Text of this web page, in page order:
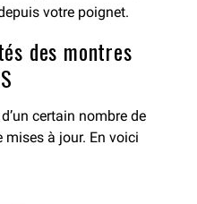
votre poignet.
des montres
certain nombre de
à jour. En voici